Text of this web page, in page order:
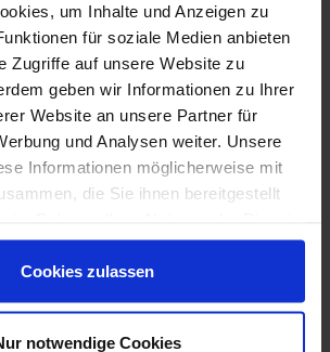
um Inhalte und Anzeigen zu
für soziale Medien anbieten
Zugriffe auf unsere Website zu
geben wir Informationen zu Ihrer
Website an unsere Partner für
und Analysen weiter. Unsere
Informationen möglicherweise mit
die Sie ihnen bereitgestellt
Cookies zulassen
notwendige Cookies
Sant Agostino